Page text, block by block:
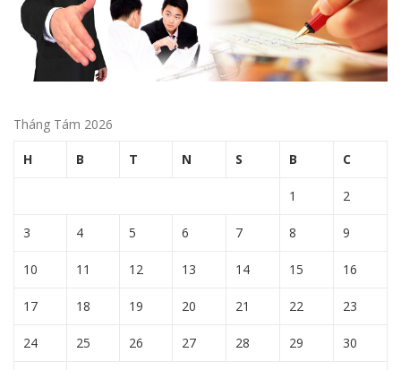
Tháng Tám 2026
H B T N S B C
1 2
3 4 5 6 7 8 9
10 11 12 13 14 15 16
17 18 19 20 21 22 23
24 25 26 27 28 29 30